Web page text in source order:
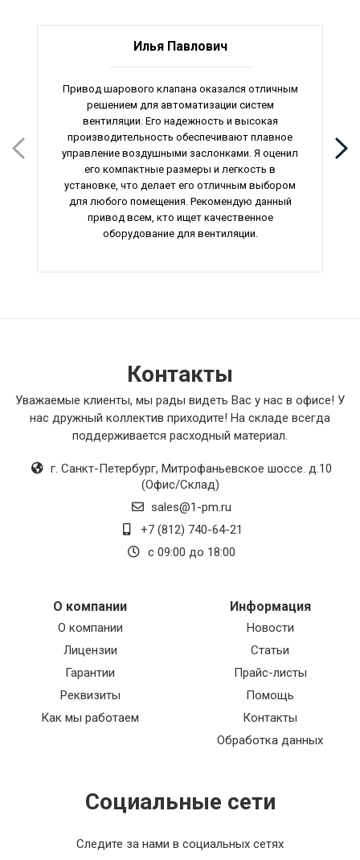
Илья Павлович
Привод шарового клапана оказался отличным
решением для автоматизации систем
вентиляции. Его надежность и высокая
производительность обеспечивают плавное
управление воздушными заслонками. Я оценил
его компактные размеры и легкость в
установке, что делает его отличным выбором
для любого помещения. Рекомендую данный
привод всем, кто ищет качественное
оборудование для вентиляции.
Контакты
Уважаемые клиенты, мы рады видеть Вас у нас в офисе! У
нас дружный коллектив приходите! На складе всегда
поддерживается расходный материал.
г. Санкт-Петербург, Митрофаньевское шоссе. д.10
(Офис/Склад)
sales@1-pm.ru
+7 (812) 740-64-21
с 09:00 до 18:00
О компании
О компании
Лицензии
Гарантии
Реквизиты
Как мы работаем
Информация
Новости
Статьи
Прайс-листы
Помощь
Контакты
Обработка данных
Социальные сети
Следите за нами в социальных сетях